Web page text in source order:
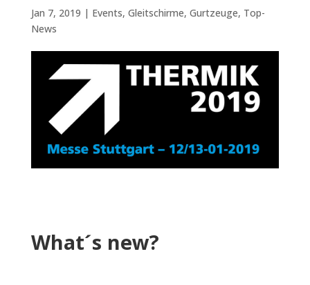
Jan 7, 2019 | Events, Gleitschirme, Gurtzeuge, Top-
News
What´s new?